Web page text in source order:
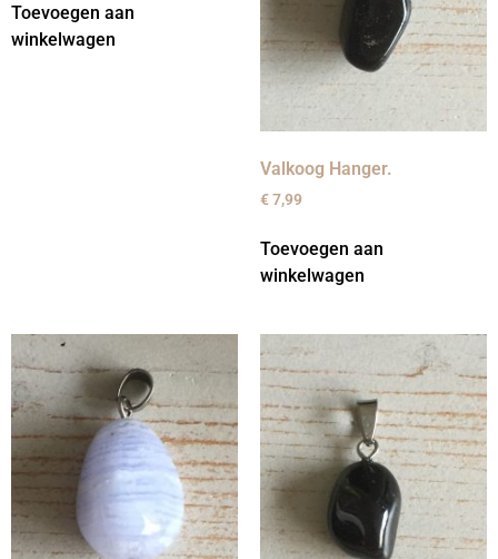
Toevoegen aan
winkelwagen
Valkoog Hanger.
€7,99
Toevoegen aan
winkelwagen